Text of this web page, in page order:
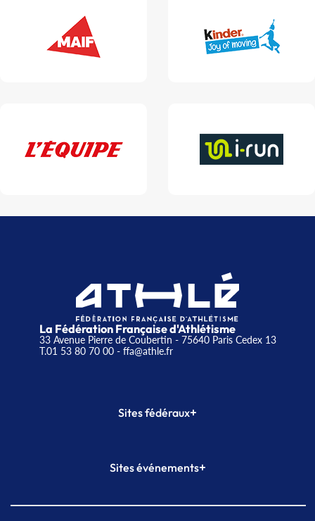
La Fédération Française d'Athlétisme
33 Avenue Pierre de Coubertin - 75640 Paris Cedex 13
T.01 53 80 70 00- ffa@athle.fr
Sites fédéraux+
Plateforme Formation
Sites événements+
Meeting de Paris indoor